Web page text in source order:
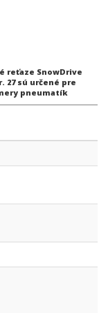
reťaze SnowDrive
27 sú určené pre
pneumatík